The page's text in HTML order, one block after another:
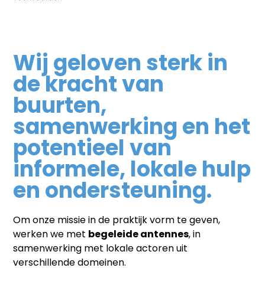
Wij geloven sterk in
de kracht van
buurten,
samenwerking en het
potentieel van
informele, lokale hulp
en ondersteuning.
Om onze missie in de praktijk vorm te geven,
werken we met begeleide antennes, in
samenwerking met lokale actoren uit
verschillende domeinen.